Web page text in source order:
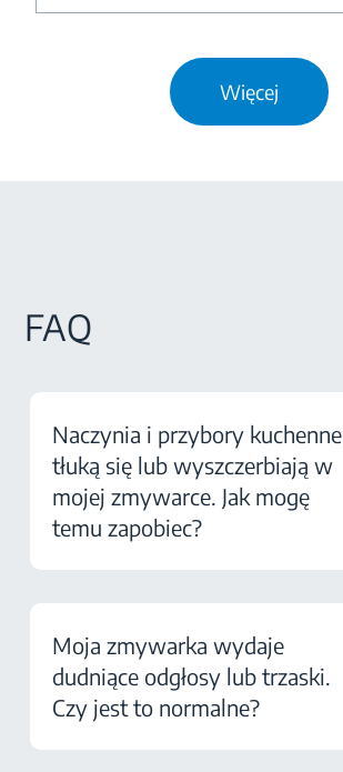
Więcej
FAQ
Naczynia i przybory kuchenne
tłuką się lub wyszczerbiają w
mojej zmywarce. Jak mogę
temu zapobiec?
Moja zmywarka wydaje
dudniące odgłosy lub trzaski.
Czy jest to normalne?